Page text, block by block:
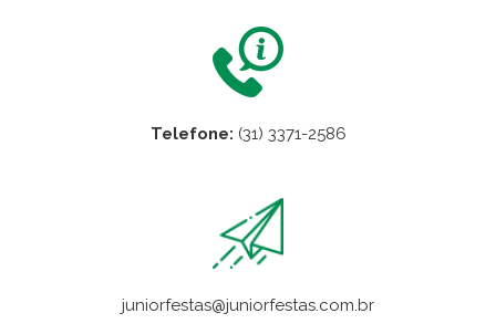
Telefone: (31) 3371-2586
juniorfestas@juniorfestas.com.br